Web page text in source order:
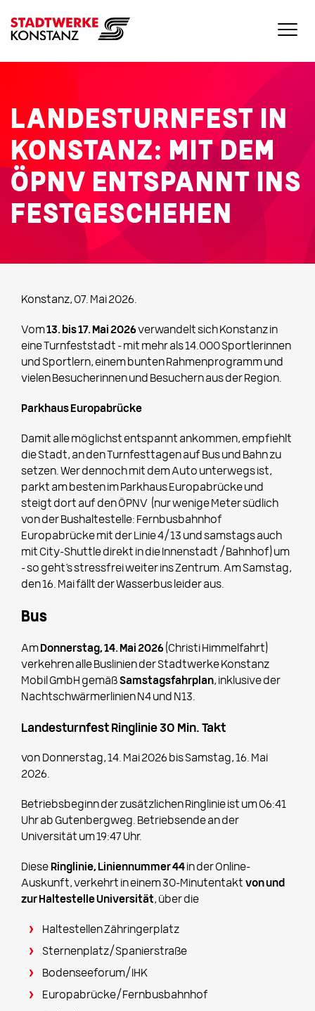
LANDESTURNFEST IN
KONSTANZ: MIT DEM
ÖPNV ENTSPANNT INS
FESTGESCHEHEN
Konstanz, 07. Mai 2026.
Vom13. bis 17. Mai 2026verwandelt sich Konstanz in
eine Turnfeststadt – mit mehr als 14.000 Sportlerinnen
und Sportlern, einem bunten Rahmenprogramm und
vielen Besucherinnen und Besuchern aus der Region.
Parkhaus Europabrücke
Damit alle möglichst entspannt ankommen, empfiehlt
die Stadt, an den Turnfesttagen auf Bus und Bahn zu
setzen. Wer dennoch mit dem Auto unterwegs ist,
parkt am besten im Parkhaus Europabrücke und
steigt dort auf den ÖPNV (nur wenige Meter südlich
von der Bushaltestelle: Fernbusbahnhof
Europabrücke mit der Linie 4/13 und samstags auch
mit City-Shuttle direkt in die Innenstadt /Bahnhof) um
– so geht’s stressfrei weiter ins Zentrum. Am Samstag,
den 16. Mai fällt der Wasserbus leider aus.
Bus
Am Donnerstag, 14. Mai 2026(Christi Himmelfahrt)
verkehren alle Buslinien der Stadtwerke Konstanz
Mobil GmbH gemäßSamstagsfahrplan, inklusive der
Nachtschwärmerlinien N4 und N13.
Landesturnfest Ringlinie 30 Min. Takt
von Donnerstag, 14. Mai 2026 bis Samstag, 16. Mai
2026.
Betriebsbeginn der zusätzlichen Ringlinie ist um 06:41
Uhr ab Gutenbergweg. Betriebsende an der
Universität um 19:47 Uhr.
Diese Ringlinie, Liniennummer 44in der Online-
Auskunft, verkehrt in einem 30-Minutentakt von und
zur Haltestelle Universität, über die
Haltestellen Zähringerplatz
Sternenplatz/Spanierstraße
Bodenseeforum/IHK
Europabrücke/Fernbusbahnhof